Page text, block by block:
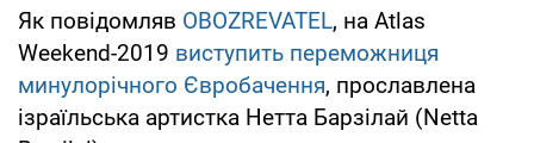
Як повідомляв OBOZREVATEL, на Atlas
Weekend-2019 виступить переможниця
минулорічного Євробачення, прославлена
ізраїльська артистка Нетта Барзілай (Netta